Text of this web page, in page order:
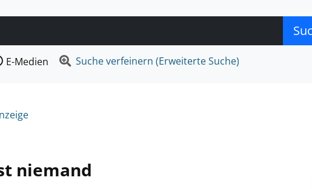
suchen wollen.
E-Medien Suche verfeinern (Erweiterte Suche)
niemand